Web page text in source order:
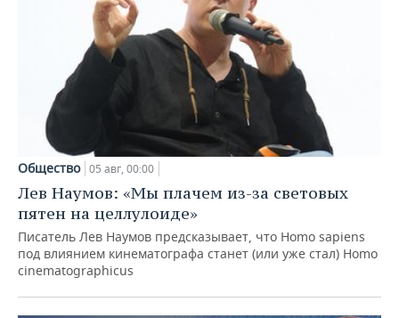
Общество 05 авг, 00:00
Лев Наумов: «Мы плачем из-за световых
пятен на целлулоиде»
Писатель Лев Наумов предсказывает, что Homo sapiens
под влиянием кинематографа станет (или уже стал) Homo
cinematographicus